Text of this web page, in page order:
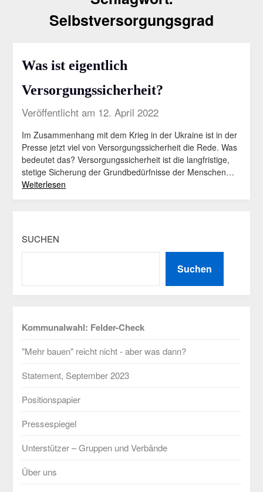
Selbstversorgungsgrad
Was ist eigentlich
Versorgungssicherheit?
Veröffentlicht am 12. April 2022
Im Zusammenhang mit dem Krieg in der Ukraine ist in der
Presse jetzt viel von Versorgungssicherheit die Rede. Was
bedeutet das? Versorgungssicherheit ist die langfristige,
stetige Sicherung der Grundbedürfnisse der Menschen…
Weiterlesen
SUCHEN
Suchen
Kommunalwahl: Felder-Check
"Mehr bauen" reicht nicht - aber was dann?
Statement, September 2023
Positionspapier
Pressespiegel
Unterstützer – Gruppen und Verbände
Über uns